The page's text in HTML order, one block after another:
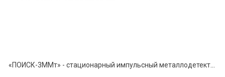
«ПОИСК-3ММт» - стационарный импульсный металлодетектор с измерением температуры тела.